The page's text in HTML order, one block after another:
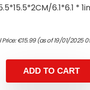
6.1*6.1 *
Price:€15.99(as of 19/01/2025
ADD TO CART